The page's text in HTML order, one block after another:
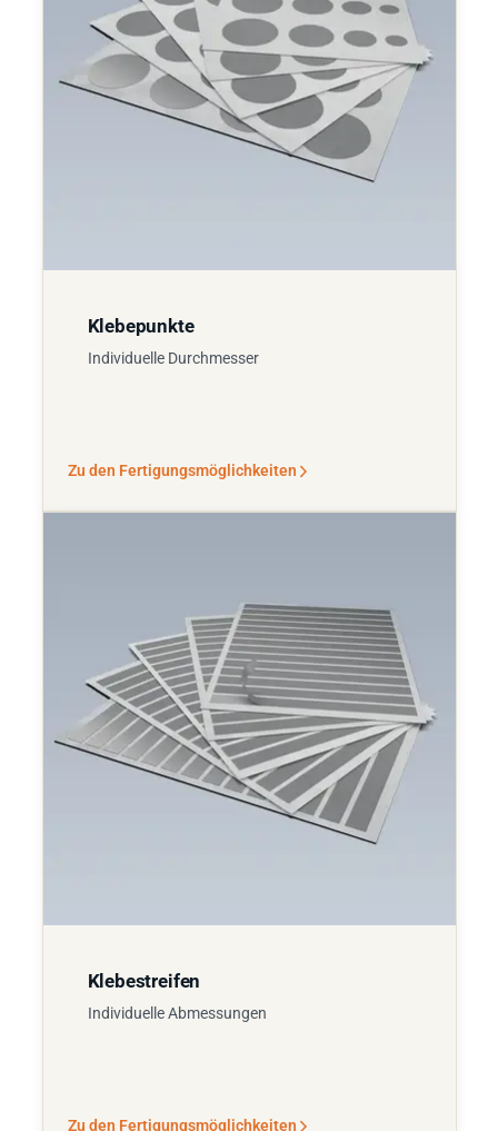
Klebepunkte
Individuelle Durchmesser
Zu den Fertigungsmöglichkeiten
Klebestreifen
Individuelle Abmessungen
Zu den Fertigungsmöglichkeiten